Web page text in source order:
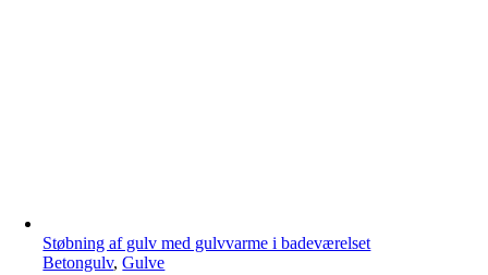
Støbning af gulv med gulvvarme i badeværelset
Betongulv,Gulve